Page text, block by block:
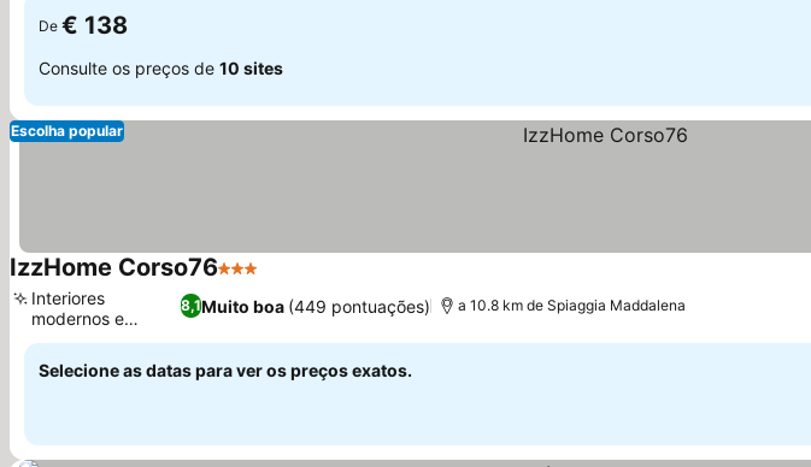
De € 138
Consulte os preços de 10 sites
Escolha popular
IzzHome Corso763 Estrelas
8,1Muito boa (449 pontuações)
Interiores
modernos e
coloridos
a 10.8 km de Spiaggia Maddalena
Selecione as datas para ver os preços exatos.